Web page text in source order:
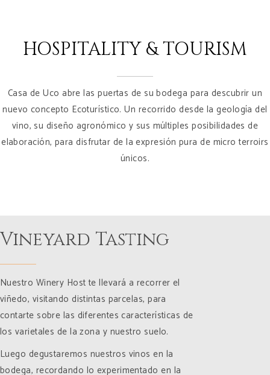
HOSPITALITY & TOURISM
Casa de Uco abre las puertas de su bodega para descubrir un
nuevo concepto Ecoturístico. Un recorrido desde la geología del
vino, su diseño agronómico y sus múltiples posibilidades de
elaboración, para disfrutar de la expresión pura de micro terroirs
únicos.
Vineyard Tasting
Nuestro Winery Host te llevará a recorrer el
viñedo, visitando distintas parcelas, para
contarte sobre las diferentes características de
los varietales de la zona y nuestro suelo.
Luego degustaremos nuestros vinos en la
bodega, recordando lo experimentado en la